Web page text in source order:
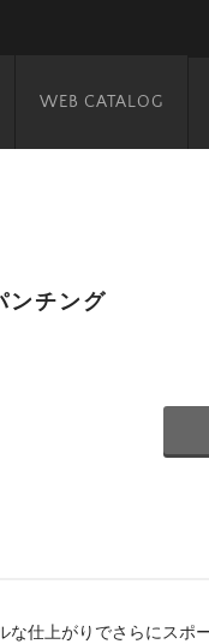
WEB CATALOG
ンチング
な仕上がりでさらにスポ